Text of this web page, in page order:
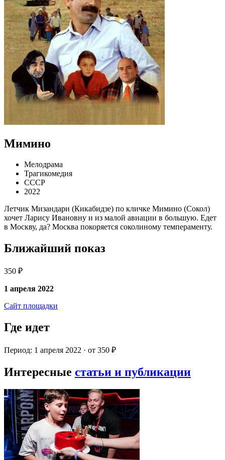
Мимино
Мелодрама
Трагикомедия
СССР
2022
Летчик Мизандари (Кикабидзе) по кличке Мимино (Сокол)
хочет Ларису Ивановну и из малой авиации в большую. Едет
в Москву, да? Москва покоряется соколиному темпераменту.
Ближайший показ
350 ₽
1 апреля 2022
Сайт площадки
Где идет
Период: 1 апреля 2022 · от 350 ₽
Интересные статьи и публикации